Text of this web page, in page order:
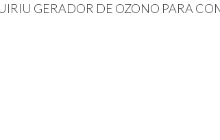
GERADOR DE OZONO PARA